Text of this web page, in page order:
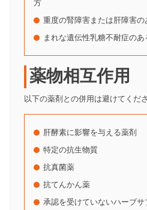
方
重度の腎障害または肝障害の
まれな遺伝性乳糖不耐症のあ
薬物相互作用
以下の薬剤との併用は避けてくださ
肝酵素に影響を与える薬剤
特定の抗生物質
抗真菌薬
抗てんかん薬
承認を受けていないハーブサ